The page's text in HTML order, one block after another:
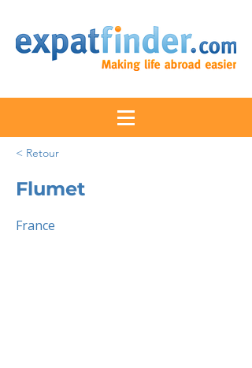
< Retour
Flumet
France